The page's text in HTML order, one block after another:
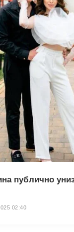
публично
02:40